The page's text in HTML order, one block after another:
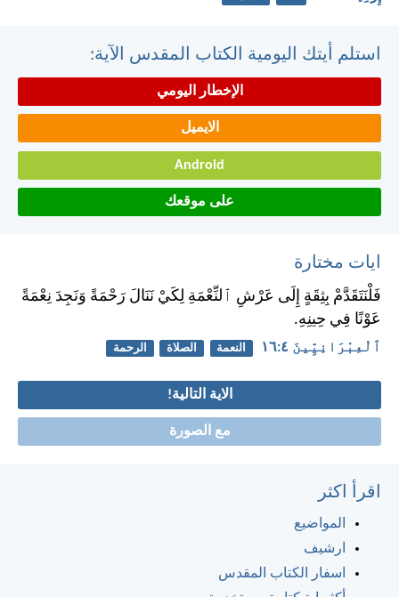
استلم أيتك اليومية الكتاب المقدس الآية:
الإخطار اليومي
الايميل
Android
على موقعك
ايات مختارة
فَلْنَتَقَدَّمْ بِثِقَةٍ إِلَى عَرْشِ ٱلنِّعْمَةِ لِكَيْ نَنَالَ رَحْمَةً وَنَجِدَ نِعْمَةً
عَوْنًا فِي حِينِهِ.
ٱلْعِبْرَانِيِّينَ ٤:‏١٦ النعمة الصلاة الرحمة
الاية التالية!
مع الصورة
اقرأ اكثر
المواضيع
ارشيف
اسفار الكتاب المقدس